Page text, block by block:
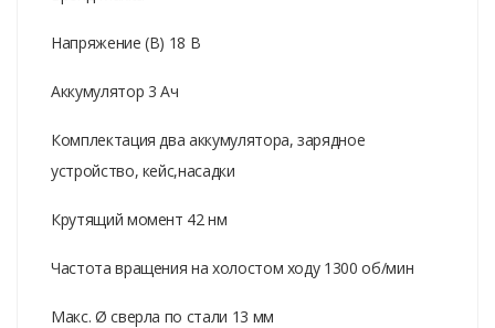
Напряжение (В) 18 В
Аккумулятор 3 Ач
Комплектация два аккумулятора, зарядное
устройство, кейс,насадки
Крутящий момент 42 нм
Частота вращения на холостом ходу 1300 об/мин
Макс. Ø сверла по стали 13 мм